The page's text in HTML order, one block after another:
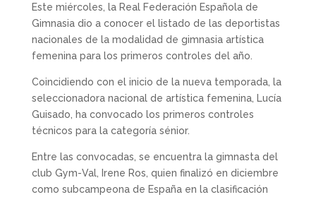
Este miércoles, la Real Federación Española de
Gimnasia dio a conocer el listado de las deportistas
nacionales de la modalidad de gimnasia artística
femenina para los primeros controles del año.
Coincidiendo con el inicio de la nueva temporada, la
seleccionadora nacional de artística femenina, Lucía
Guisado, ha convocado los primeros controles
técnicos para la categoría sénior.
Entre las convocadas, se encuentra la gimnasta del
club Gym-Val, Irene Ros, quien finalizó en diciembre
como subcampeona de España en la clasificación